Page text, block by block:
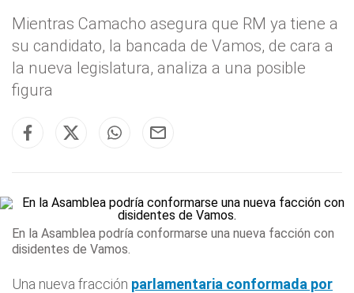
Mientras Camacho asegura que RM ya tiene a
su candidato, la bancada de Vamos, de cara a
la nueva legislatura, analiza a una posible
figura
En la Asamblea podría conformarse una nueva facción con
disidentes de Vamos.
Una nueva fracción parlamentaria conformada por